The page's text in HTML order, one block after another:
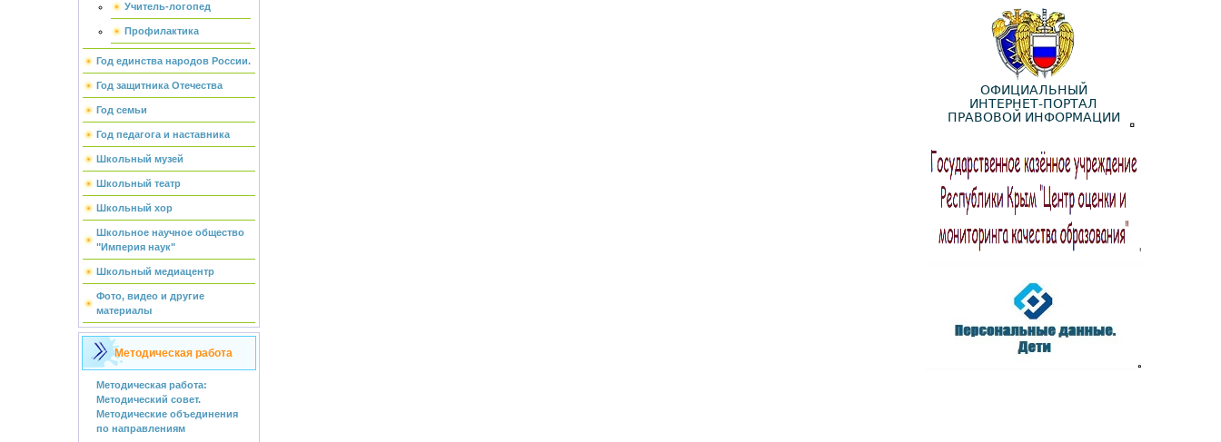
Учитель-логопед
Профилактика
Год единства народов России.
Год защитника Отечества
Год семьи
Год педагога и наставника
Школьный музей
Школьный театр
Школьный хор
Школьное научное общество
"Империя наук"
Школьный медиацентр
Фото, видео и другие
материалы
Методическая работа
Методическая работа:
Методический совет.
Методические объединения
по направлениям